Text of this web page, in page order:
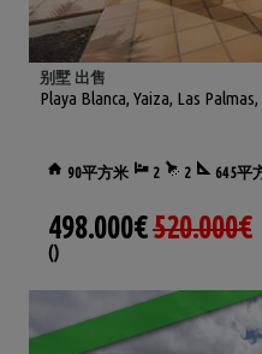
Playa Blanca, Yaiza, Las
别墅 出售
90平方米 2 2 645平
498.000€520.000€
()